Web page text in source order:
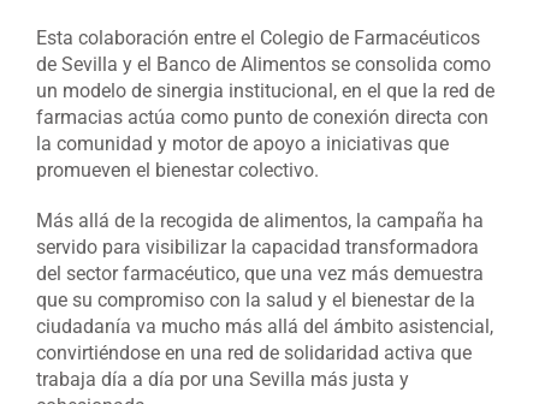
Esta colaboración entre el Colegio de Farmacéuticos
de Sevilla y el Banco de Alimentos se consolida como
un modelo de sinergia institucional, en el que la red de
farmacias actúa como punto de conexión directa con
la comunidad y motor de apoyo a iniciativas que
promueven el bienestar colectivo.
Más allá de la recogida de alimentos, la campaña ha
servido para visibilizar la capacidad transformadora
del sector farmacéutico, que una vez más demuestra
que su compromiso con la salud y el bienestar de la
ciudadanía va mucho más allá del ámbito asistencial,
convirtiéndose en una red de solidaridad activa que
trabaja día a día por una Sevilla más justa y